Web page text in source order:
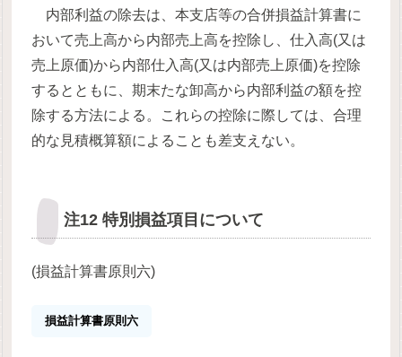
内部利益の除去は、本支店等の合併損益計算書に
おいて売上高から内部売上高を控除し、仕入高(又は
売上原価)から内部仕入高(又は内部売上原価)を控除
するとともに、期末たな卸高から内部利益の額を控
除する方法による。これらの控除に際しては、合理
的な見積概算額によることも差支えない。
注12 特別損益項目について
(損益計算書原則六)
損益計算書原則六